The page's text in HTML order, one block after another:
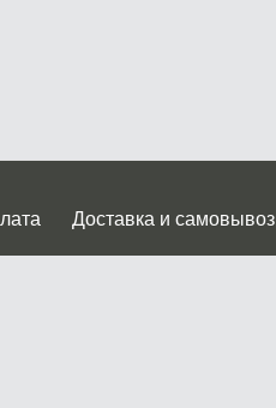
Доставка и самовывоз